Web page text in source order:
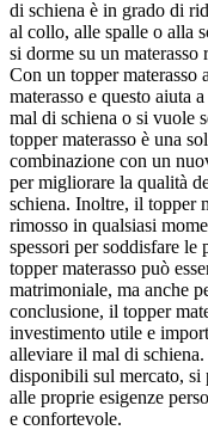
di schiena è in grado di
al collo, alle spalle o alla
si dorme su un
Con un topper materasso
materasso e questo aiuta
mal di schiena o si vuole
topper materasso è una
combinazione con un
per migliorare la qualità
schiena. Inoltre, il topper
rimosso in qualsiasi
spessori per soddisfare
topper materasso può
matrimoniale, ma anche
conclusione, il topper
investimento utile e
alleviare il mal di
disponibili sul mercato, si
alle proprie esigenze
e confortevole.